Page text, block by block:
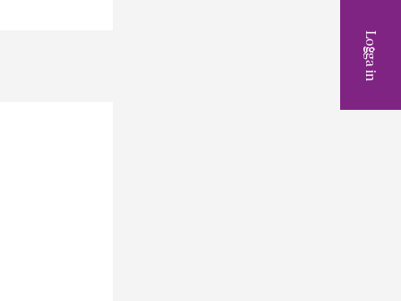
Logga in